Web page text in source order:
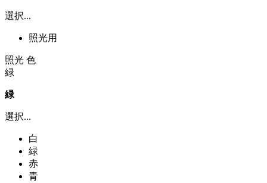
選択...
照光用
照光 色
緑
緑
選択...
白
緑
赤
青